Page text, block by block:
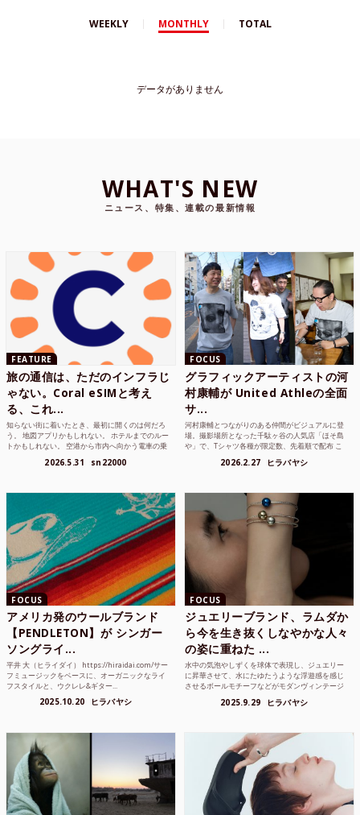
WEEKLY MONTHLY TOTAL
データがありません
WHAT'S NEW
ニュース、特集、連載の最新情報
FEATURE
旅の通信は、ただのインフラじ
ゃない。Coral eSIMと考え
る、これ...
知らない街に着いたとき、最初に開くのは何だろ
う。 地図アプリかもしれない。 ホテルまでのルー
トかもしれない。 空港から市内へ向かう電車の乗
2026.5.31 sn22000
FOCUS
グラフィックアーティストの河
村康輔が United Athleの全面
サ...
河村康輔とつながりのある仲間がビジュアルに登
場。撮影場所となった千駄ヶ谷の人気店「ほそ島
や」で、Tシャツ各種が限定数、先着順で配布 こ
2026.2.27 ヒラバヤシ
FOCUS
アメリカ発のウールブランド
【PENDLETON】が シンガー
ソングライ...
平井 大（ヒライダイ） https://hiraidai.com/サー
フミュージックをベースに、オーガニックなライ
フスタイルと、ウクレレ&ギター...
2025.10.20 ヒラバヤシ
FOCUS
ジュエリーブランド、ラムダか
ら今を生き抜くしなやかな人々
の姿に重ねた ...
水中の気泡やしずくを球体で表現し、ジュエリー
に昇華させて、水にたゆたうような浮遊感を感じ
させるボールモチーフなどがモダンヴィンテージ
2025.9.29 ヒラバヤシ